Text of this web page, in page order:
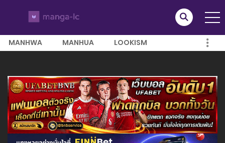
MANHWA MANHUA LOOKISM